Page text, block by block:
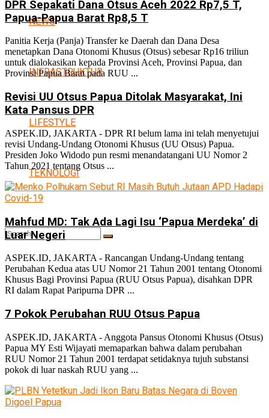
NEWS
INFRASTRUKTUR
LIFESTYLE
TEKNOLOGI
No Result
View All Result
DPR Sepakati Dana Otsus Aceh 2022 Rp7,5 T,
Papua-Papua Barat Rp8,5 T
Panitia Kerja (Panja) Transfer ke Daerah dan Dana Desa
menetapkan Dana Otonomi Khusus (Otsus) sebesar Rp16 triliun
untuk dialokasikan kepada Provinsi Aceh, Provinsi Papua, dan
Provinsi Papua Barat pada RUU ...
Revisi UU Otsus Papua Ditolak Masyarakat, Ini
Kata Pansus DPR
ASPEK.ID, JAKARTA - DPR RI belum lama ini telah menyetujui
revisi Undang-Undang Otonomi Khusus (UU Otsus) Papua.
Presiden Joko Widodo pun resmi menandatangani UU Nomor 2
Tahun 2021 tentang Otsus ...
Mahfud MD: Tak Ada Lagi Isu ‘Papua Merdeka’ di
Luar Negeri
ASPEK.ID, JAKARTA - Rancangan Undang-Undang tentang
Perubahan Kedua atas UU Nomor 21 Tahun 2001 tentang Otonomi
Khusus Bagi Provinsi Papua (RUU Otsus Papua), disahkan DPR
RI dalam Rapat Paripurna DPR ...
7 Pokok Perubahan RUU Otsus Papua
ASPEK.ID, JAKARTA - Anggota Pansus Otonomi Khusus (Otsus)
Papua MY Esti Wijayati memaparkan bahwa dalam perubahan
RUU Nomor 21 Tahun 2001 terdapat setidaknya tujuh substansi
pokok di luar naskah RUU yang ...